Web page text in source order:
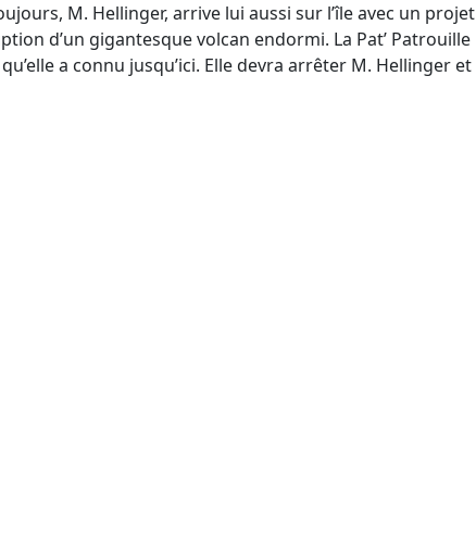
M. Hellinger, arrive lui aussi sur l’île avec un projet
d’un gigantesque volcan endormi. La Pat’ Patrouille
a connu jusqu’ici. Elle devra arrêter M. Hellinger et